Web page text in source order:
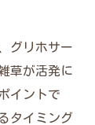
ンスの
グリホサー
草が活発に
イントで
タイミング